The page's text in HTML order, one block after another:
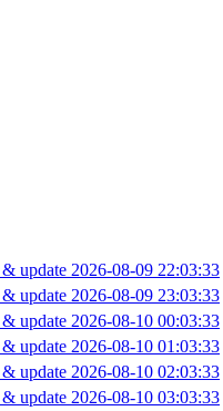
update 2026-08-09 22:03:33
update 2026-08-09 23:03:33
update 2026-08-10 00:03:33
update 2026-08-10 01:03:33
update 2026-08-10 02:03:33
update 2026-08-10 03:03:33